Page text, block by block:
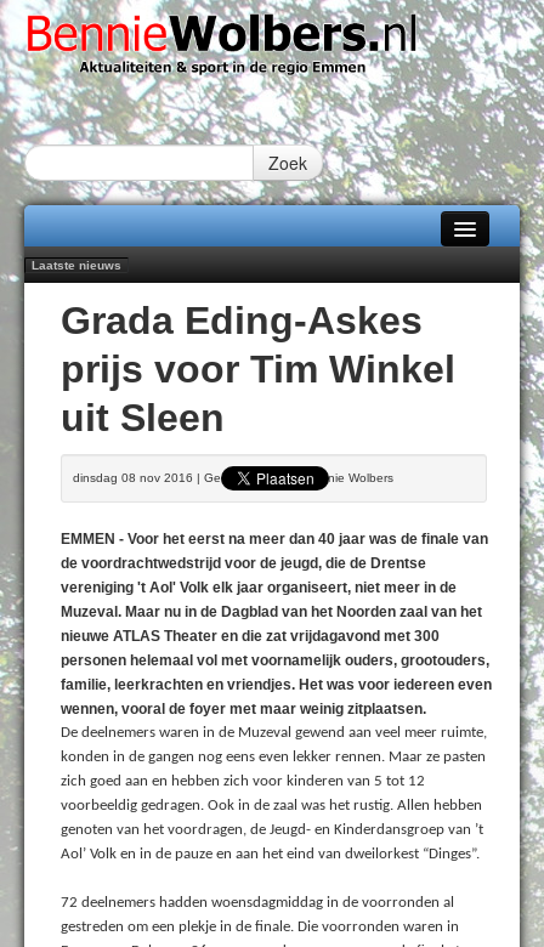
Zoek
Home
Alle categorieën
Over Bennie Wolbers
Adverteren
Laatste nieuws
nieuwe rugsponsor
Najaar '26 staat live!
102 kaarsen voor eeuwling Mieke Sijbom-Maatje
Emmen wint op Open Dag overtuigend van Almere City
Treffer van Quispel bezorgt FC Emmen droomstart
Grada Eding-Askes
prijs voor Tim Winkel
uit Sleen
dinsdag 08 nov 2016 | Geschreven door Bennie Wolbers
EMMEN - Voor het eerst na meer dan 40 jaar was de finale van
de voordrachtwedstrijd voor de jeugd, die de Drentse
vereniging 't Aol' Volk elk jaar organiseert, niet meer in de
Muzeval. Maar nu in de Dagblad van het Noorden zaal van het
nieuwe ATLAS Theater en die zat vrijdagavond met 300
personen helemaal vol met voornamelijk ouders, grootouders,
familie, leerkrachten en vriendjes. Het was voor iedereen even
wennen, vooral de foyer met maar weinig zitplaatsen.
De deelnemers waren in de Muzeval gewend aan veel meer ruimte,
konden in de gangen nog eens even lekker rennen. Maar ze pasten
zich goed aan en hebben zich voor kinderen van 5 tot 12
voorbeeldig gedragen. Ook in de zaal was het rustig. Allen hebben
genoten van het voordragen, de Jeugd- en Kinderdansgroep van ’t
Aol’ Volk en in de pauze en aan het eind van dweilorkest “Dinges”.
72 deelnemers hadden woensdagmiddag in de voorronden al
gestreden om een plekje in de finale. Die voorronden waren in